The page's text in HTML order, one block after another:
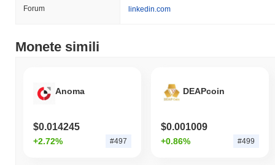
Forum linkedin.com
Monete simili
Anoma
$0.014245
+2.72% #497
DEAPcoin
$0.001009
+0.86% #499